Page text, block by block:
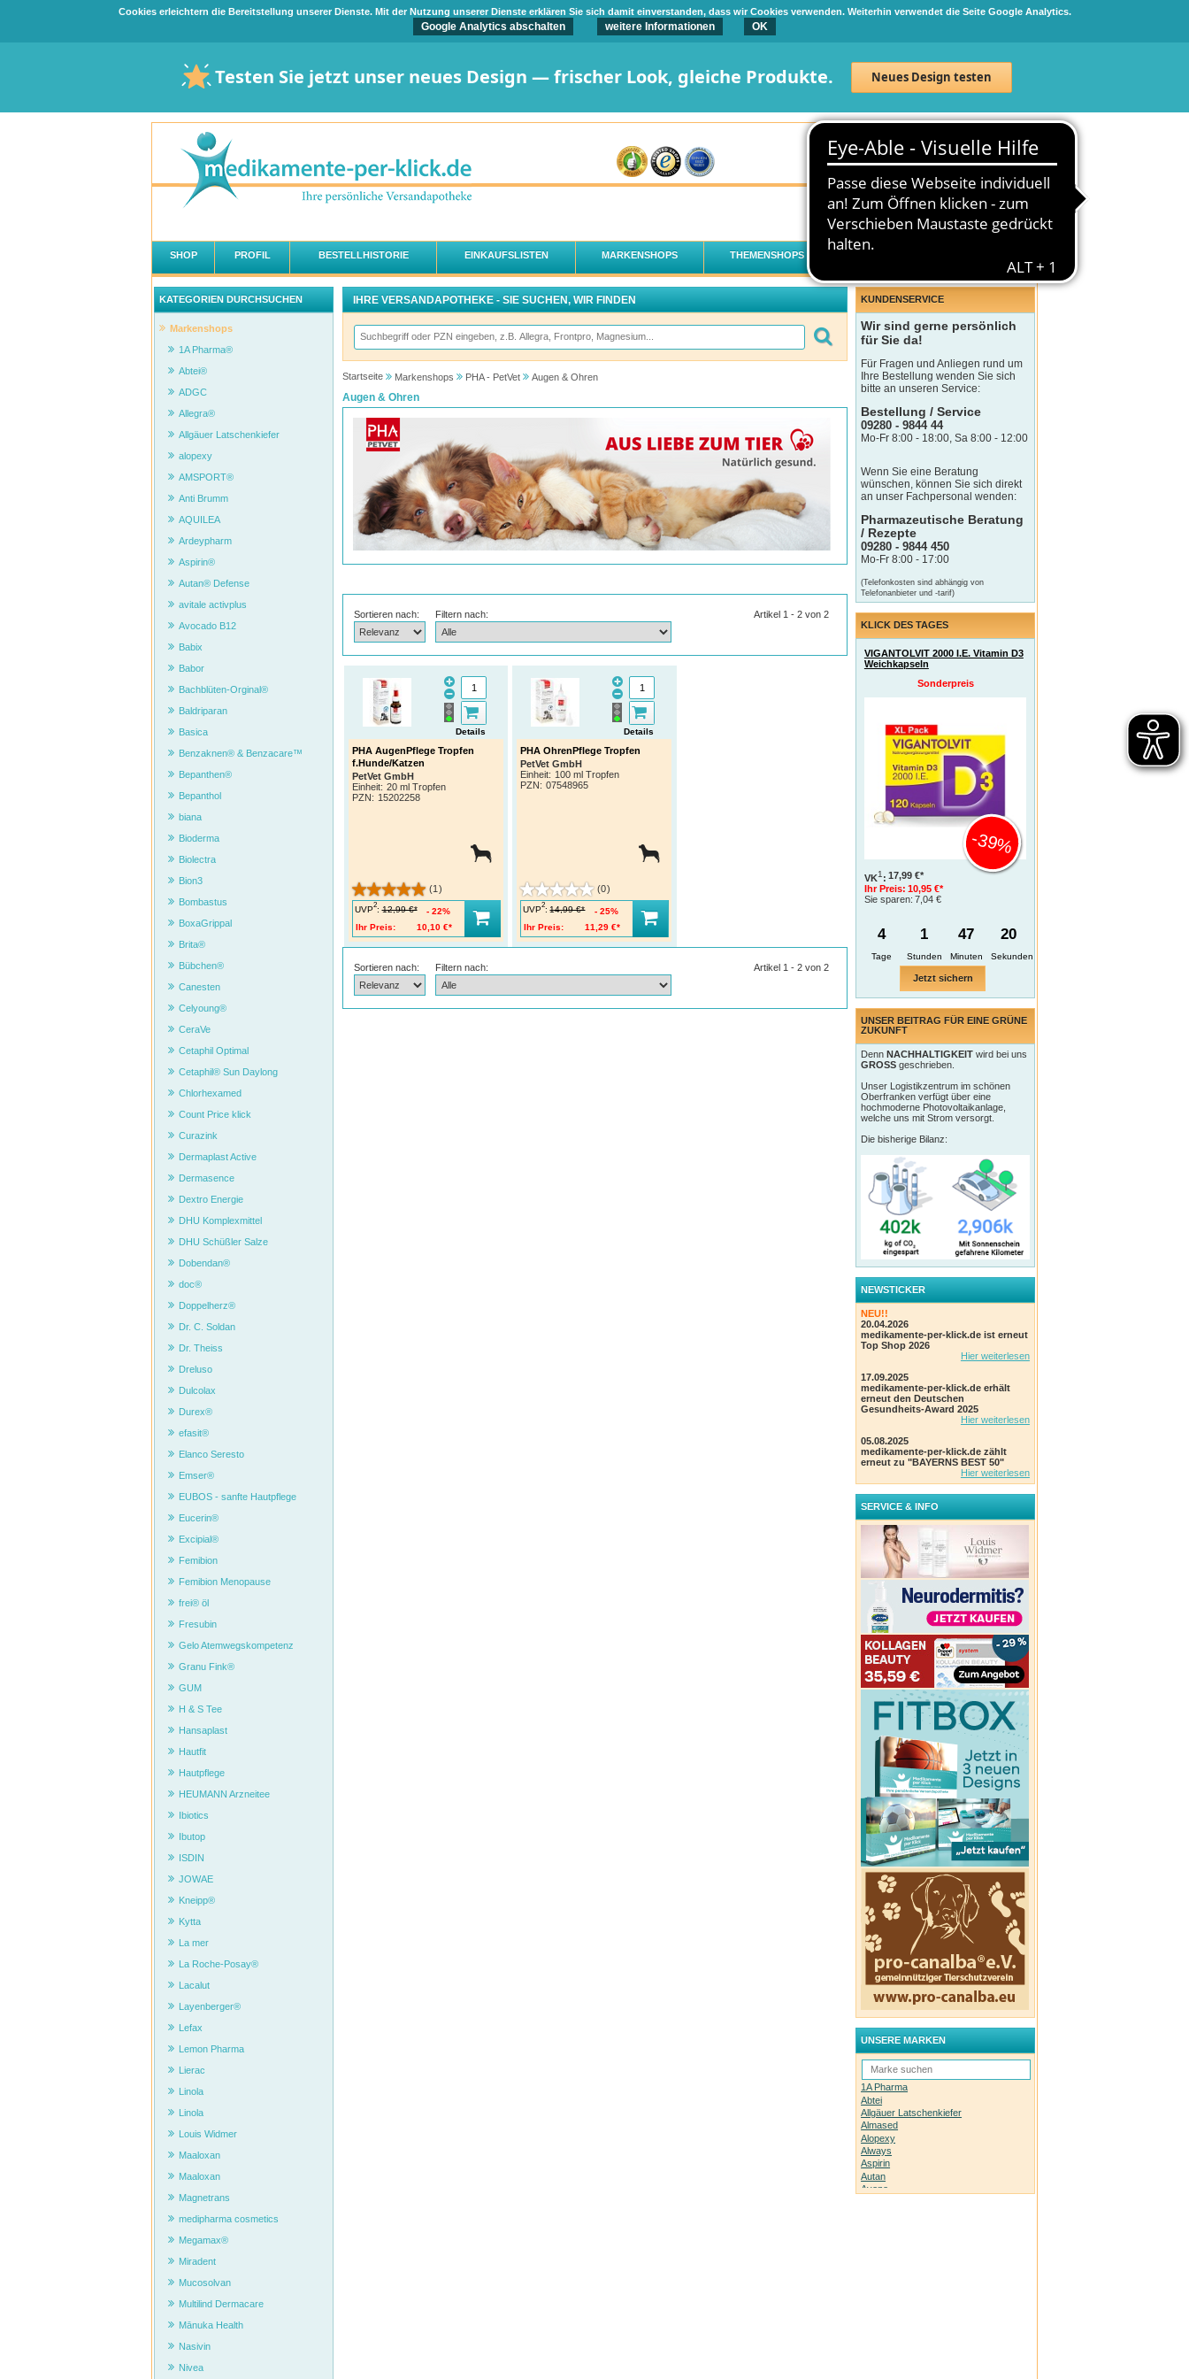
Cookies erleichtern die Bereitstellung unserer Dienste. Mit der Nutzung unserer Dienste erklären Sie sich damit einverstanden, dass wir Cookies verwenden. Weiterhin verwendet die Seite Google Analytics.
Google Analytics abschalten weitere Informationen OK
Testen Sie jetzt unser neues Design — frischer Look, gleiche Produkte. Neues Design testen
Neuanmeldung Anmelden
0 Artikel 0,00 €
SHOP PROFIL BESTELLHISTORIE EINKAUFSLISTEN MARKENSHOPS THEMENSHOPS
IHRE VERSANDAPOTHEKE - SIE SUCHEN, WIR FINDEN
Startseite Markenshops PHA - PetVet Augen & Ohren
Augen & Ohren
Sortieren nach: Filtern nach: Artikel 1 - 2 von 2
PHA AugenPflege Tropfen
f.Hunde/Katzen
PetVet GmbH
Einheit: 20 ml Tropfen
PZN : 15202258
Details
(1)
UVP
2
: 12,99 €*
Ihr Preis:
10,10 €*
22%
PHA OhrenPflege Tropfen
PetVet GmbH
Einheit: 100 ml Tropfen
PZN : 07548965
Details
(0)
UVP
2
: 14,99 €*
Ihr Preis:
11,29 €*
25%
Sortieren nach: Filtern nach: Artikel 1 - 2 von 2
KATEGORIEN DURCHSUCHEN
Markenshops
1A Pharma®
Abtei®
ADGC
Allegra®
Allgäuer Latschenkiefer
alopexy
AMSPORT®
Anti Brumm
AQUILEA
Ardeypharm
Aspirin®
Autan® Defense
avitale activplus
Avocado B12
Babix
Babor
Bachblüten-Orginal®
Baldriparan
Basica
Benzaknen® & Benzacare™
Bepanthen®
Bepanthol
biana
Bioderma
Biolectra
Bion3
Bombastus
BoxaGrippal
Brita®
Bübchen®
Canesten
Celyoung®
CeraVe
Cetaphil Optimal
Cetaphil® Sun Daylong
Chlorhexamed
Count Price klick
Curazink
Dermaplast Active
Dermasence
Dextro Energie
DHU Komplexmittel
DHU Schüßler Salze
Dobendan®
doc®
Doppelherz®
Dr. C. Soldan
Dr. Theiss
Dreluso
Dulcolax
Durex®
efasit®
Elanco Seresto
Emser®
EUBOS - sanfte Hautpflege
Eucerin®
Excipial®
Femibion
Femibion Menopause
frei® öl
Fresubin
Gelo Atemwegskompetenz
Granu Fink®
GUM
H & S Tee
Hansaplast
Hautfit
Hautpflege
HEUMANN Arzneitee
Ibiotics
Ibutop
ISDIN
JOWAE
Kneipp®
Kytta
La mer
La Roche-Posay®
Lacalut
Layenberger®
Lefax
Lemon Pharma
Lierac
Linola
Linola
Louis Widmer
Maaloxan
Maaloxan
Magnetrans
medipharma cosmetics
Megamax®
Miradent
Mucosolvan
Multilind Dermacare
Mānuka Health
Nasivin
Nivea
KUNDENSERVICE
Wir sind gerne persönlich
für Sie da!
Für Fragen und Anliegen rund um
Ihre Bestellung wenden Sie sich
bitte an unseren Service:
Bestellung / Service
09280 - 9844 44
Mo-Fr 8:00 - 18:00, Sa 8:00 - 12:00
Wenn Sie eine Beratung
wünschen, können Sie sich direkt
an unser Fachpersonal wenden:
Pharmazeutische Beratung
/ Rezepte
09280 - 9844 450
Mo-Fr 8:00 - 17:00
(Telefonkosten sind abhängig von
Telefonanbieter und -tarif)
KLICK DES TAGES
VIGANTOLVIT 2000 I.E. Vitamin D3
Weichkapseln
Sonderpreis
VK1 : 17,99 €*
Ihr Preis: 10,95 €*
Sie sparen: 7,04 €
-39%
4
Tage
1 47 19
Jetzt sichern
UNSER BEITRAG FÜR EINE GRÜNE
ZUKUNFT
DennNACHHALTIGKEIT wird bei uns
GROSS geschrieben.
Unser Logistikzentrum im schönen
Oberfranken verfügt über eine
hochmoderne Photovoltaikanlage,
welche uns mit Strom versorgt.
Die bisherige Bilanz:
NEWSTICKER
NEU!!
20.04.2026
medikamente-per-klick.de ist erneut
Top Shop 2026
Hier weiterlesen
17.09.2025
medikamente-per-klick.de erhält
erneut den Deutschen
Gesundheits-Award 2025
Hier weiterlesen
05.08.2025
medikamente-per-klick.de zählt
erneut zu "BAYERNS BEST 50"
Hier weiterlesen
SERVICE & INFO
UNSERE MARKEN
1A Pharma
Abtei
Allgäuer Latschenkiefer
Almased
Alopexy
Always
Aspirin
Autan
Avene